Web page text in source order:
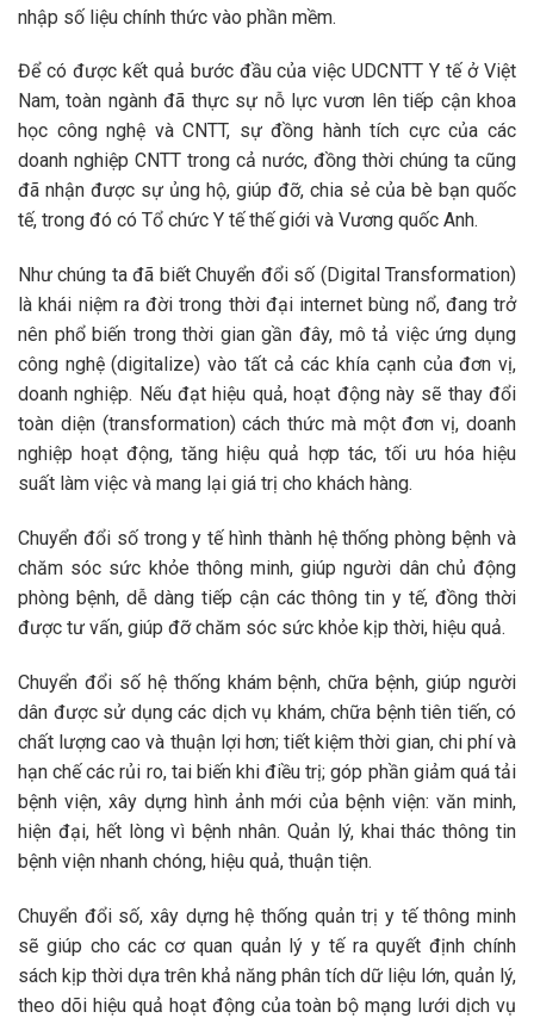
nhập số liệu chính thức vào phần mềm.
Để có được kết quả bước đầu của việc UDCNTT Y tế ở Việt
Nam, toàn ngành đã thực sự nỗ lực vươn lên tiếp cận khoa
học công nghệ và CNTT, sự đồng hành tích cực của các
doanh nghiệp CNTT trong cả nước, đồng thời chúng ta cũng
đã nhận được sự ủng hộ, giúp đỡ, chia sẻ của bè bạn quốc
tế, trong đó có Tổ chức Y tế thế giới và Vương quốc Anh.
Như chúng ta đã biết Chuyển đổi số (Digital Transformation)
là khái niệm ra đời trong thời đại internet bùng nổ, đang trở
nên phổ biến trong thời gian gần đây, mô tả việc ứng dụng
công nghệ (digitalize) vào tất cả các khía cạnh của đơn vị,
doanh nghiệp. Nếu đạt hiệu quả, hoạt động này sẽ thay đổi
toàn diện (transformation) cách thức mà một đơn vị, doanh
nghiệp hoạt động, tăng hiệu quả hợp tác, tối ưu hóa hiệu
suất làm việc và mang lại giá trị cho khách hàng.
Chuyển đổi số trong y tế hình thành hệ thống phòng bệnh và
chăm sóc sức khỏe thông minh, giúp người dân chủ động
phòng bệnh, dễ dàng tiếp cận các thông tin y tế, đồng thời
được tư vấn, giúp đỡ chăm sóc sức khỏe kịp thời, hiệu quả.
Chuyển đổi số hệ thống khám bệnh, chữa bệnh, giúp người
dân được sử dụng các dịch vụ khám, chữa bệnh tiên tiến, có
chất lượng cao và thuận lợi hơn; tiết kiệm thời gian, chi phí và
hạn chế các rủi ro, tai biến khi điều trị; góp phần giảm quá tải
bệnh viện, xây dựng hình ảnh mới của bệnh viện: văn minh,
hiện đại, hết lòng vì bệnh nhân. Quản lý, khai thác thông tin
bệnh viện nhanh chóng, hiệu quả, thuận tiện.
Chuyển đổi số, xây dựng hệ thống quản trị y tế thông minh
sẽ giúp cho các cơ quan quản lý y tế ra quyết định chính
sách kịp thời dựa trên khả năng phân tích dữ liệu lớn, quản lý,
theo dõi hiệu quả hoạt động của toàn bộ mạng lưới dịch vụ